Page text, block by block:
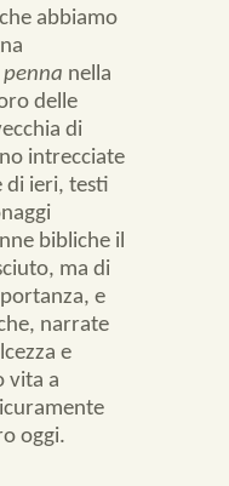
abbiamo
nella
delle
di
intrecciate
di ieri, testi
bibliche il
ma di
e
narrate
e
vita a
oggi.